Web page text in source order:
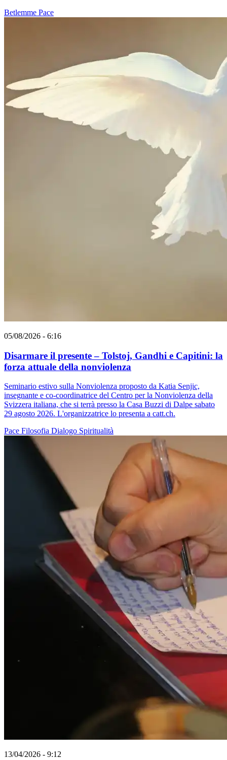
Betlemme Pace
05/08/2026 - 6:16
Disarmare il presente – Tolstoj, Gandhi e Capitini: la
forza attuale della nonviolenza
Seminario estivo sulla Nonviolenza proposto da Katia Senjic,
insegnante e co-coordinatrice del Centro per la Nonviolenza della
Svizzera italiana, che si terrà presso la Casa Buzzi di Dalpe sabato
29 agosto 2026. L'organizzatrice lo presenta a catt.ch.
Pace Filosofia Dialogo Spiritualità
13/04/2026 - 9:12